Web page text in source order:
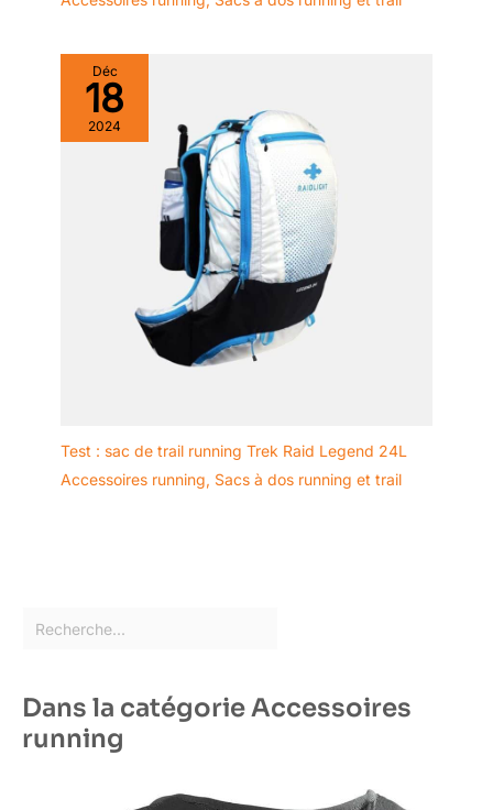
Déc
18
2024
Test : sac de trail running Trek Raid Legend 24L
Accessoires running, Sacs à dos running et trail
Dans la catégorie Accessoires
running